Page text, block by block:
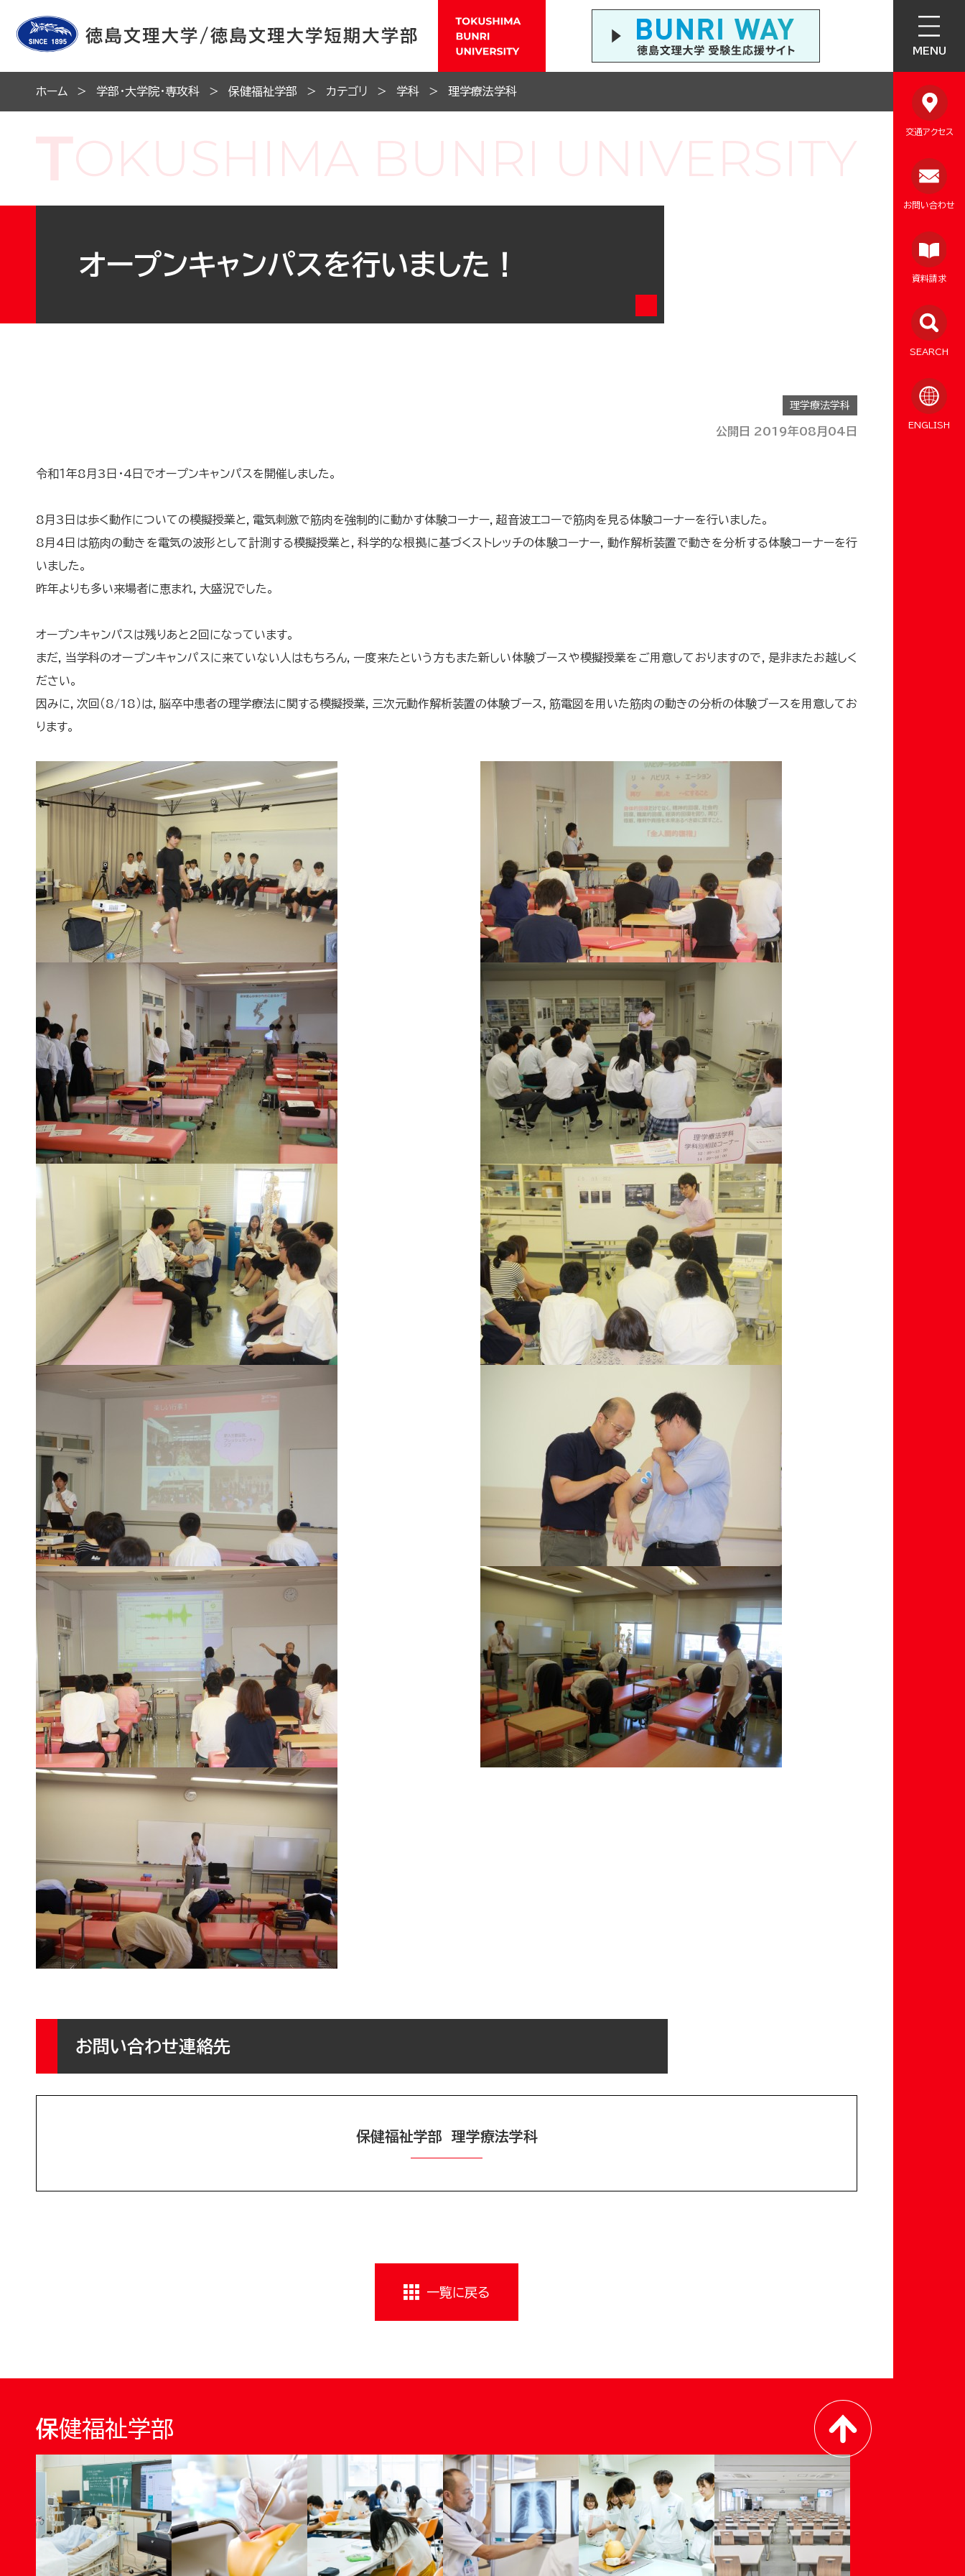
MENU
交通アクセス
お問い合わせ
資料請求
SEARCH
ENGLISH
ホーム 学部・大学院・専攻科 保健福祉学部 カテゴリ 学科 理学療法学科
オープンキャンパスを行いました！
理学療法学科
公開日 2019年08月04日
令和１年8月3日・4日でオープンキャンパスを開催しました。
8月3日は歩く動作についての模擬授業と，電気刺激で筋肉を強制的に動かす体験コーナー，超音波エコーで筋肉を見る体験コーナーを行いました。
8月4日は筋肉の動きを電気の波形として計測する模擬授業と，科学的な根拠に基づくストレッチの体験コーナー，動作解析装置で動きを分析する体験コーナーを行
いました。
昨年よりも多い来場者に恵まれ，大盛況でした。
オープンキャンパスは残りあと2回になっています。
まだ，当学科のオープンキャンパスに来ていない人はもちろん，一度来たという方もまた新しい体験ブースや模擬授業をご用意しておりますので，是非またお越しく
ださい。
因みに，次回（8/18）は，脳卒中患者の理学療法に関する模擬授業，三次元動作解析装置の体験ブース，筋電図を用いた筋肉の動きの分析の体験ブースを用意してお
ります。
お問い合わせ連絡先
保健福祉学部 理学療法学科
一覧に戻る
保健福祉学部